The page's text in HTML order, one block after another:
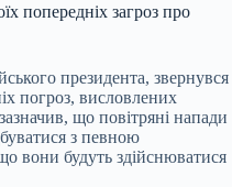
попередніх загроз про
президента, звернувся
погроз, висловлених
що повітряні напади
з певною
вони будуть здійснюватися